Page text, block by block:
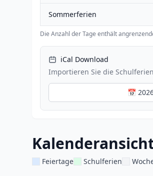
Sommerferien
Die Anzahl der Tage enthält
iCal Download
Importieren Sie die
📅
Feiertage Schulferien